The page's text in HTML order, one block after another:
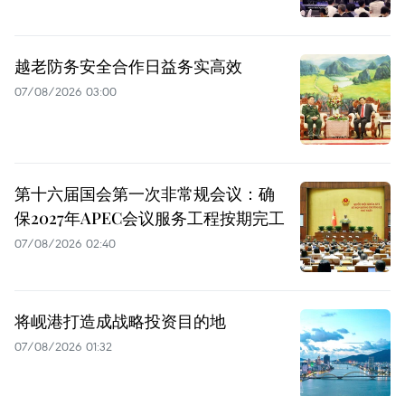
越老防务安全合作日益务实高效
07/08/2026 03:00
第十六届国会第一次非常规会议：确
保2027年APEC会议服务工程按期完工
07/08/2026 02:40
将岘港打造成战略投资目的地
07/08/2026 01:32